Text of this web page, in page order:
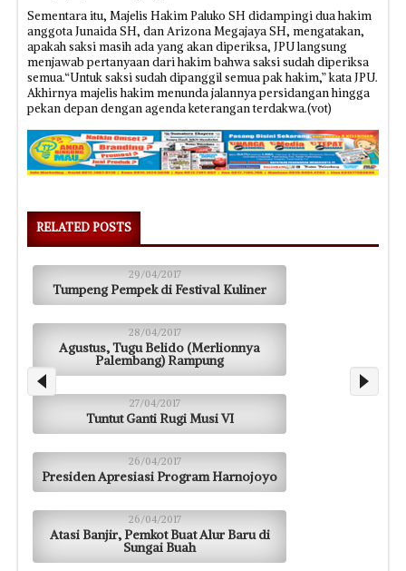
Sementara itu, Majelis Hakim Paluko SH didampingi dua hakim
anggota Junaida SH, dan Arizona Megajaya SH, mengatakan,
apakah saksi masih ada yang akan diperiksa, JPU langsung
menjawab pertanyaan dari hakim bahwa saksi sudah diperiksa
semua.“Untuk saksi sudah dipanggil semua pak hakim,” kata JPU.
Akhirnya majelis hakim menunda jalannya persidangan hingga
pekan depan dengan agenda ‎keterangan terdakwa.(vot) ‎
RELATED POSTS
29/04/2017
Tumpeng Pempek di Festival Kuliner
28/04/2017
Agustus, Tugu Belido (Merlionnya
Palembang) Rampung
27/04/2017
Tuntut Ganti Rugi Musi VI
26/04/2017
Presiden Apresiasi Program Harnojoyo
26/04/2017
Atasi Banjir, Pemkot Buat Alur Baru di
Sungai Buah